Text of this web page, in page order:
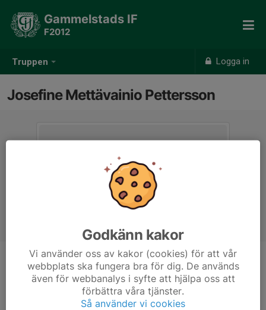
Truppen Logga in
Gammelstads IF
F2012
Josefine Mettävainio Pettersson
Titel Ledare
Godkänn kakor
Vi använder oss av kakor (cookies) för att vår
webbplats ska fungera bra för dig. De används
även för webbanalys i syfte att hjälpa oss att
förbättra våra tjänster.
Så använder vi cookies